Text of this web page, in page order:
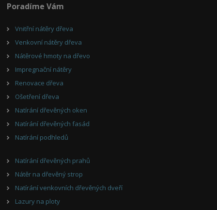
Poradíme Vám
Vnitřní nátěry dřeva
Venkovní nátěry dřeva
Nátěrové hmoty na dřevo
Impregnační nátěry
Renovace dřeva
Ošetření dřeva
Natírání dřevěných oken
Natírání dřevěných fasád
Natírání podhledů
Natírání dřevěných prahů
Nátěr na dřevěný strop
Natírání venkovních dřevěných dveří
Lazury na ploty